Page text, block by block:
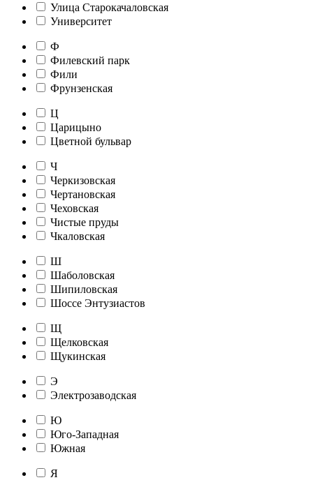
Улица Старокачаловская
Университет
Ф
Филевский парк
Фили
Фрунзенская
Ц
Царицыно
Цветной бульвар
Ч
Черкизовская
Чертановская
Чеховская
Чистые пруды
Чкаловская
Ш
Шаболовская
Шипиловская
Шоссе Энтузиастов
Щ
Щелковская
Щукинская
Э
Электрозаводская
Ю
Юго-Западная
Южная
Я